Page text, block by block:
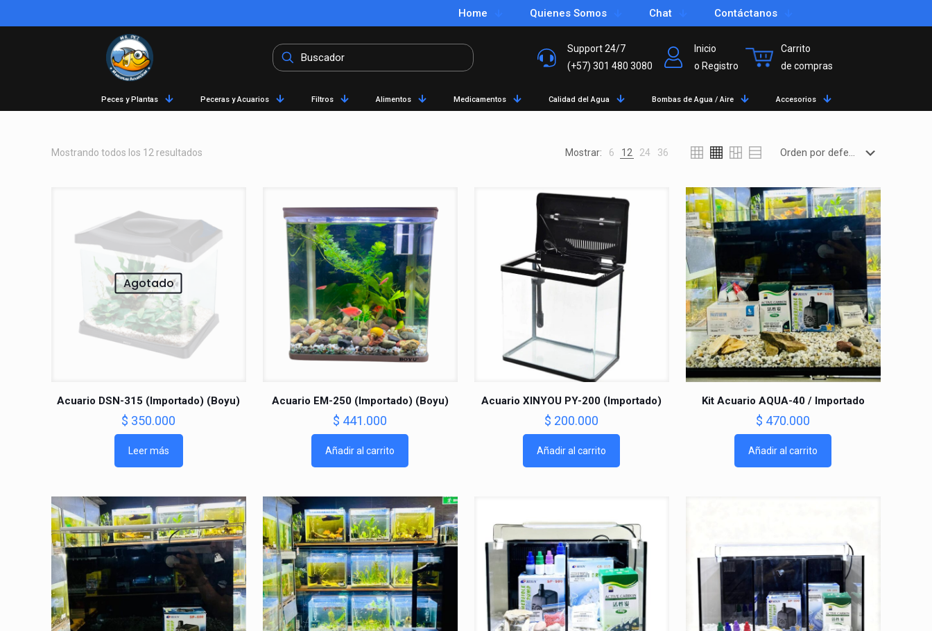
Home Quienes Somos Chat Contáctanos
Support 24/7
(+57) 301 480 3080
Inicio
o Registro
Carrito
de compras
Peces y Plantas Peceras y Acuarios Filtros Alimentos Medicamentos Calidad del Agua Bombas de Agua / Aire Accesorios
Mostrando todos los 12 resultados Mostrar: 6 12 24 36
Agotado
Acuario DSN-315 (Importado) (Boyu)
$ 350.000
Leer más
Acuario EM-250 (Importado) (Boyu)
$ 441.000
Añadir al carrito
Acuario XINYOU PY-200 (Importado)
$ 200.000
Añadir al carrito
Kit Acuario AQUA-40 / Importado
$ 470.000
Añadir al carrito